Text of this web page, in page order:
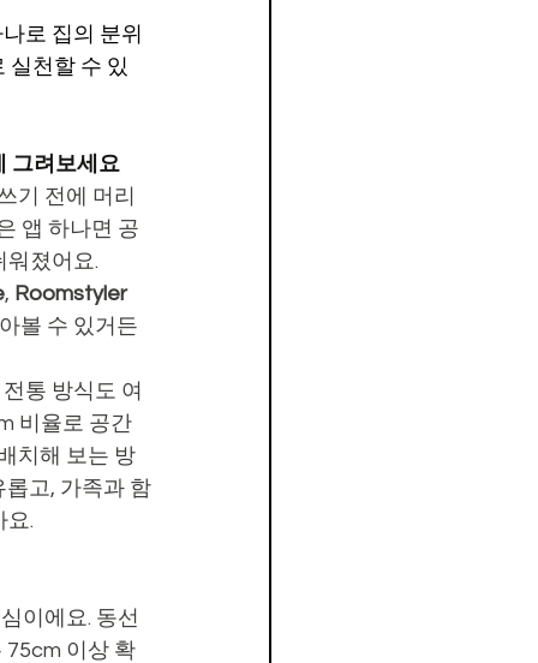
로 집의 분위
실천할 수 있
그려보세요
기 전에 머리
앱 하나면 공
워졌어요.
, Roomstyler
볼 수 있거든
통 방식도 여
비율로 공간
치해 보는 방
롭고, 가족과 함
요.
이에요. 동선
75cm 이상 확